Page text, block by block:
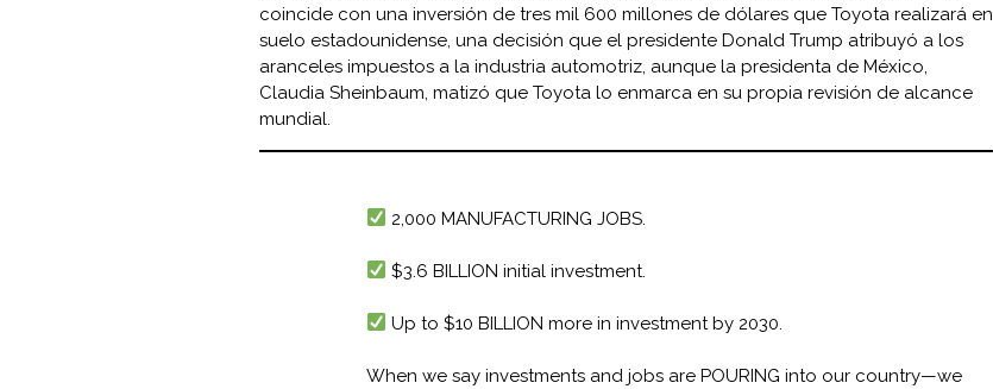
coincide con una inversión de tres mil 600 millones de dólares que Toyota realizará en
suelo estadounidense, una decisión que el presidente Donald Trump atribuyó a los
aranceles impuestos a la industria automotriz, aunque la presidenta de México,
Claudia Sheinbaum, matizó que Toyota lo enmarca en su propia revisión de alcance
mundial.
2,000 MANUFACTURING JOBS.
$3.6 BILLION initial investment.
Up to $10 BILLION more in investment by 2030.
When we say investments and jobs are POURING into our country—we